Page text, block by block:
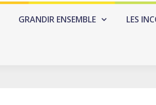
GRANDIR ENSEMBLE LES